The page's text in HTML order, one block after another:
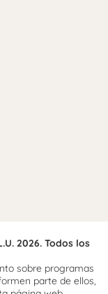
2026. Todos los
sobre programas
parte de ellos,